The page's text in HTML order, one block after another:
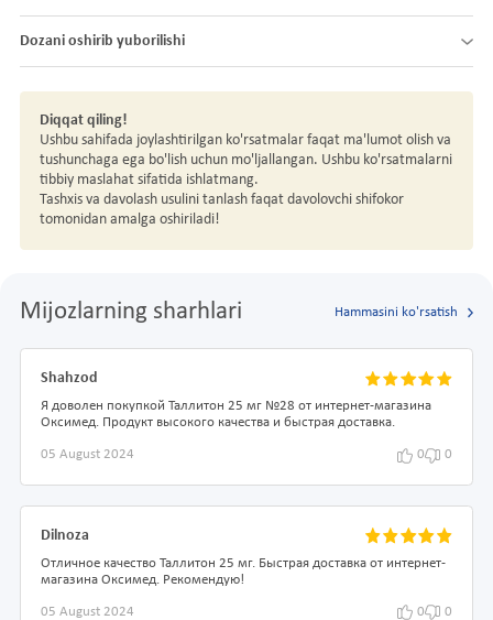
Dozani oshirib yuborilishi
Diqqat qiling!
Ushbu sahifada joylashtirilgan ko'rsatmalar faqat ma'lumot olish va
tushunchaga ega bo'lish uchun mo'ljallangan. Ushbu ko'rsatmalarni
tibbiy maslahat sifatida ishlatmang.
Tashxis va davolash usulini tanlash faqat davolovchi shifokor
tomonidan amalga oshiriladi!
Mijozlarning sharhlari Hammasini ko'rsatish
Shahzod
Я доволен покупкой Таллитон 25 мг №28 от интернет-магазина
Оксимед. Продукт высокого качества и быстрая доставка.
05 August 2024 0 0
Dilnoza
Отличное качество Таллитон 25 мг. Быстрая доставка от интернет-
магазина Оксимед. Рекомендую!
05 August 2024 0 0